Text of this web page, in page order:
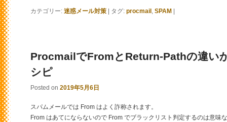
カテゴリー: 迷惑メール対策 タグ: procmail , SPAM
ProcmailでFromとReturn-Pathの違い
シピ
Posted on 2019年5月6日
スパムメールでは From はよく詐称されます。
From はあてにならないので From でブラックリスト判定するのは意味